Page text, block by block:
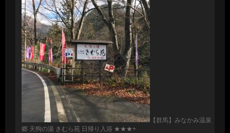
【群馬】みなかみ温泉
郷 天狗の湯 きむら苑 日帰り入浴 ★★★+